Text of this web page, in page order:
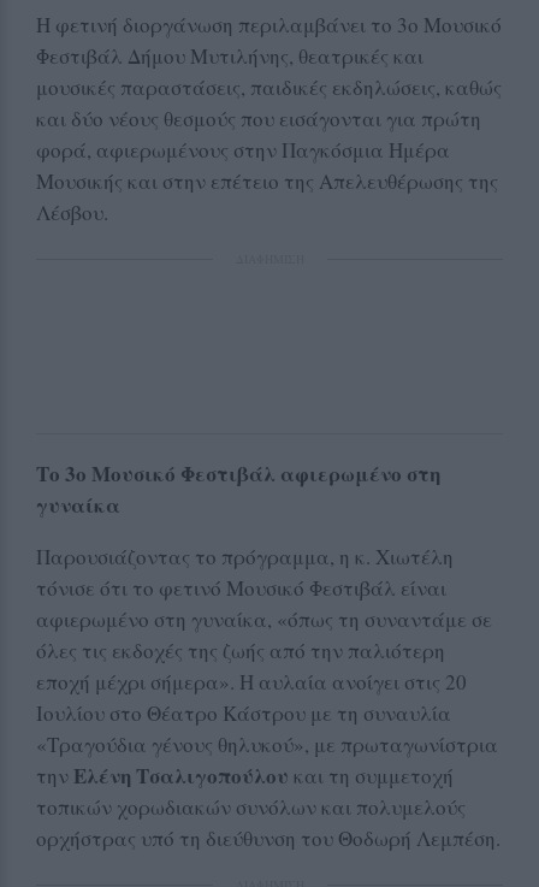
Η φετινή διοργάνωση περιλαμβάνει το 3ο Μουσικό
Φεστιβάλ Δήμου Μυτιλήνης, θεατρικές και
μουσικές παραστάσεις, παιδικές εκδηλώσεις, καθώς
και δύο νέους θεσμούς που εισάγονται για πρώτη
φορά, αφιερωμένους στην Παγκόσμια Ημέρα
Μουσικής και στην επέτειο της Απελευθέρωσης της
Λέσβου.
Το 3ο Μουσικό Φεστιβάλ αφιερωμένο στη
γυναίκα
Παρουσιάζοντας το πρόγραμμα, η κ. Χιωτέλη
τόνισε ότι το φετινό Μουσικό Φεστιβάλ είναι
αφιερωμένο στη γυναίκα, «όπως τη συναντάμε σε
όλες τις εκδοχές της ζωής από την παλιότερη
εποχή μέχρι σήμερα». Η αυλαία ανοίγει στις 20
Ιουλίου στο Θέατρο Κάστρου με τη συναυλία
«Τραγούδια γένους θηλυκού», με πρωταγωνίστρια
την Ελένη Τσαλιγοπούλου και τη συμμετοχή
τοπικών χορωδιακών συνόλων και πολυμελούς
ορχήστρας υπό τη διεύθυνση του Θοδωρή Λεμπέση.